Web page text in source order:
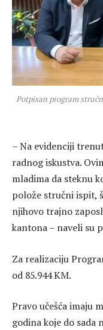
Potpisan program
– Na evidenciji
radnog iskustva.
mladima da steknu
polože stručni ispit,
njihovo trajno
kantona – naveli su
Za realizaciju
od 85.944 KM.
Pravo učešća imaju
godina koje do sada